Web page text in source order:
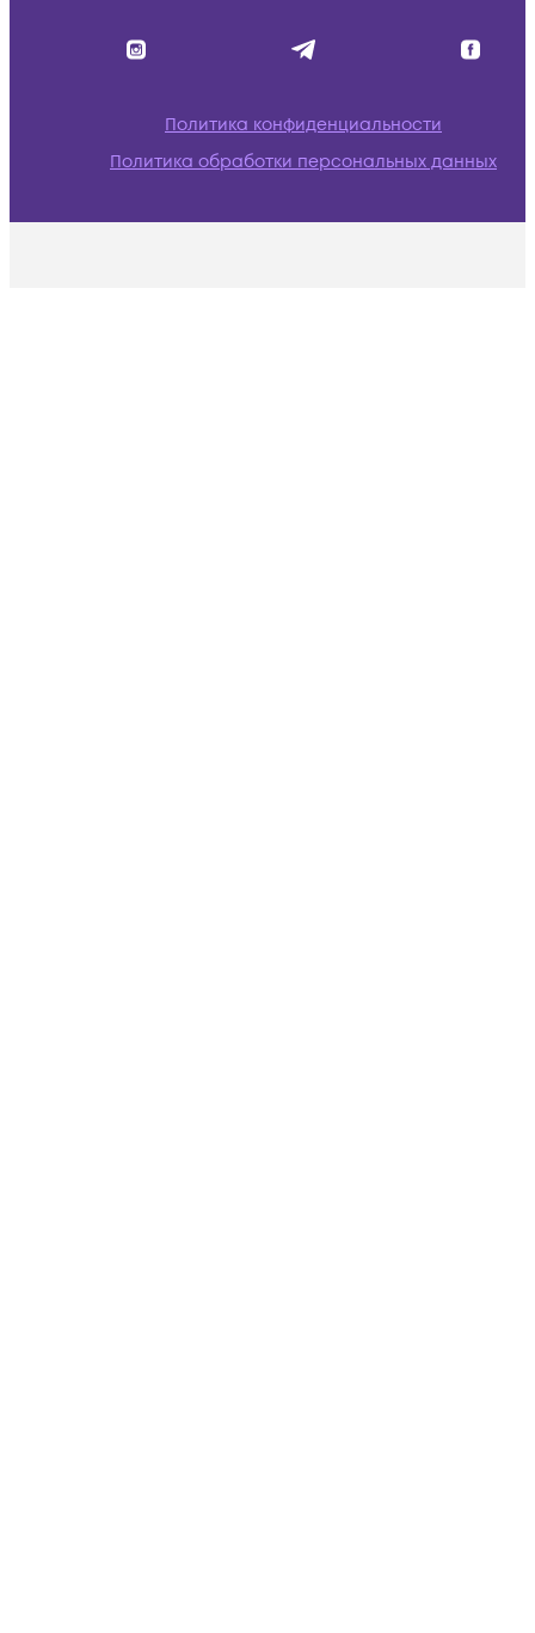
Политика конфиденциальности
Политика обработки персональных данных